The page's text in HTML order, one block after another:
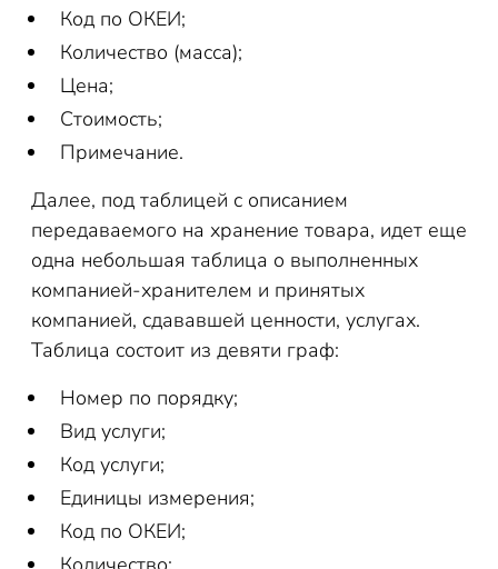
Код по ОКЕИ;
Количество (масса);
Цена;
Стоимость;
Примечание.
Далее, под таблицей с описанием
передаваемого на хранение товара, идет еще
одна небольшая таблица о выполненных
компанией-хранителем и принятых
компанией, сдававшей ценности, услугах.
Таблица состоит из девяти граф:
Номер по порядку;
Вид услуги;
Код услуги;
Единицы измерения;
Код по ОКЕИ;